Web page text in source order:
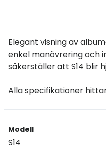
Elegant visning av
enkel manövrering och
säkerställer att S14 blir
Alla specifikationer
Modell
S14